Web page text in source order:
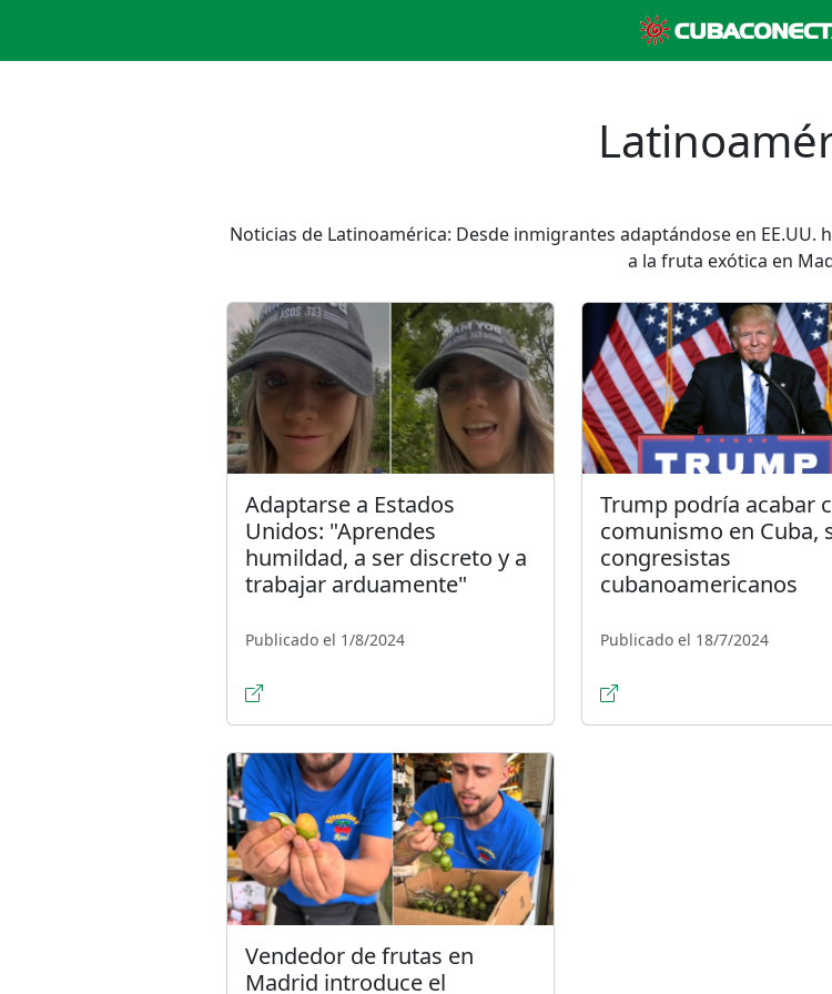
Noticias de Latinoamérica: Desde inmigrantes adaptándose en EE.UU.
a la fruta exótica en
Adaptarse a Estados
Unidos: "Aprendes
humildad, a ser discreto y a
trabajar arduamente"
Publicado el 1/8/2024
Trump podría acabar
comunismo en Cuba,
congresistas
cubanoamericanos
Publicado el 18/7/2024
Vendedor de frutas en
Madrid introduce el